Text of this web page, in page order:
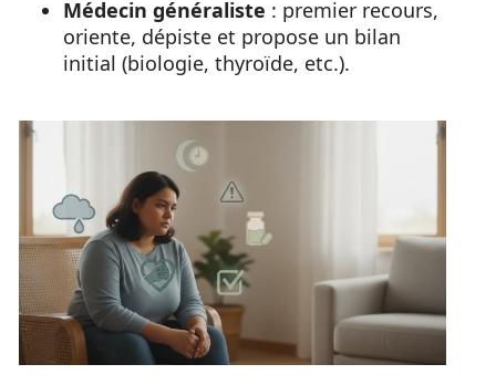
Médecin généraliste : premier recours,
oriente, dépiste et propose un bilan
initial (biologie, thyroïde, etc.).